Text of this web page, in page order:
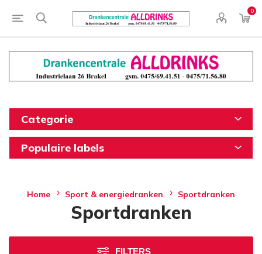
0
Categorie
Populaire labels
Home Sport & energiedranken Sportdranken
Sportdranken
FILTERS